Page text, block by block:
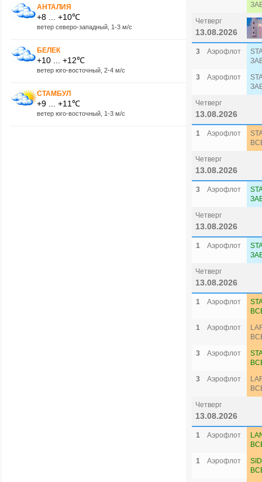
АНТАЛИЯ
+8 ... +10℃
ветер северо-западный, 1-3 м/с
БЕЛЕК
+10 ... +12℃
ветер юго-восточный, 2-4 м/с
СТАМБУЛ
+9 ... +11℃
ветер юго-восточный, 1-3 м/с
Четверг
13.08.2026
3 Аэрофлот
3
Аэрофлот
Четверг
13.08.2026
1 Аэрофлот
Четверг
13.08.2026
3 Аэрофлот
Четверг
13.08.2026
1 Аэрофлот
Четверг
13.08.2026
1 Аэрофлот
1
Аэрофлот
3
Аэрофлот
3
Аэрофлот
Четверг
13.08.2026
1 Аэрофлот
1
Аэрофлот